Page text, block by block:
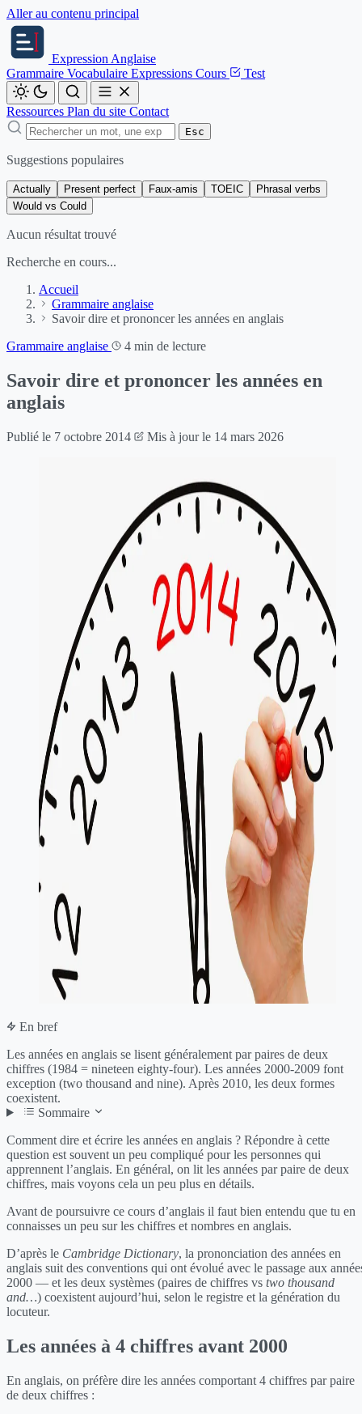
Aller au contenu principal
Expression Anglaise
Grammaire Vocabulaire Expressions Cours Test
Ressources Plan du site Contact
Esc
Suggestions populaires
Actually Present perfect Faux-amis TOEIC
Phrasal verbs
Would vs Could
Aucun résultat trouvé
Recherche en cours...
Accueil
Grammaire anglaise
Savoir dire et prononcer les années en anglais
Grammaire anglaise
4 min de lecture
Savoir dire et prononcer les années en
anglais
Publié le 7 octobre 2014 Mis à jour le 14 mars 2026
En bref
Les années en anglais se lisent généralement par paires de deux
chiffres (1984 = nineteen eighty-four). Les années 2000-2009 font
exception (two thousand and nine). Après 2010, les deux formes
coexistent.
Sommaire
Comment dire et écrire les années en anglais ? Répondre à cette
question est souvent un peu compliqué pour les personnes qui
apprennent l’anglais. En général, on lit les années par paire de deux
chiffres, mais voyons cela un peu plus en détails.
Avant de poursuivre ce cours d’anglais il faut bien entendu que tu en
connaisses un peu sur les chiffres et nombres en anglais.
D’après le Cambridge Dictionary, la prononciation des années en
anglais suit des conventions qui ont évolué avec le passage aux
2000 — et les deux systèmes (paires de chiffres vs two thousand
and…) coexistent aujourd’hui, selon le registre et la génération du
locuteur.
Les années à 4 chiffres avant 2000
En anglais, on préfère dire les années comportant 4 chiffres par paire
de deux chiffres :